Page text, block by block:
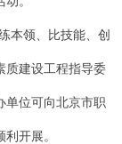
本领、比技能、创
质建设工程指导委
单位可向北京市职
开展。